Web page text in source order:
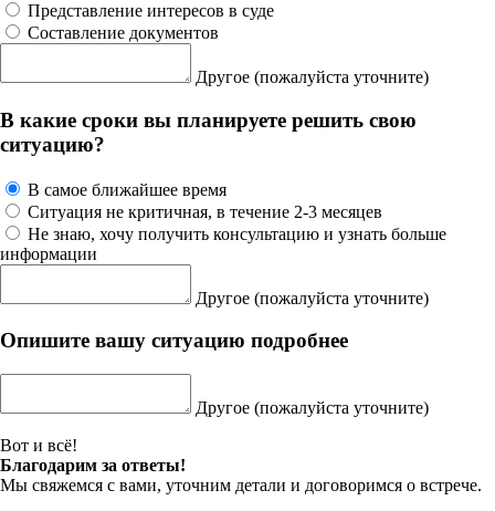
Представление интересов в суде
Составление документов
Другое (пожалуйста уточните)
В какие сроки вы планируете решить свою
ситуацию?
В самое ближайшее время
Ситуация не критичная, в течение 2-3 месяцев
Не знаю, хочу получить консультацию и узнать больше
информации
Другое (пожалуйста уточните)
Опишите вашу ситуацию подробнее
Другое (пожалуйста уточните)
Вот и всё!
Благодарим за ответы!
Мы свяжемся с вами, уточним детали и договоримся о встрече.